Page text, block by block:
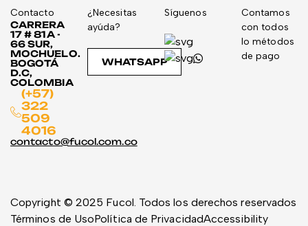
Contacto
CARRERA
17 # 81A -
66 SUR,
MOCHUELO.
BOGOTÁ
D.C,
COLOMBIA
(+57)
322
509
4016
contacto@fucol.com.co
¿Necesitas
ayúda?
WHATSAPP
Síguenos
Contamos
con todos
lo métodos
de pago
Copyright © 2025 Fucol. Todos los derechos reservados
Términos de UsoPolítica de PrivacidadAccessibility